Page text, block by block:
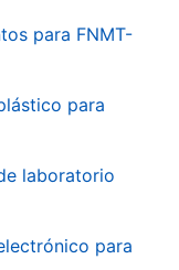
para FNMT-
para
laboratorio
para